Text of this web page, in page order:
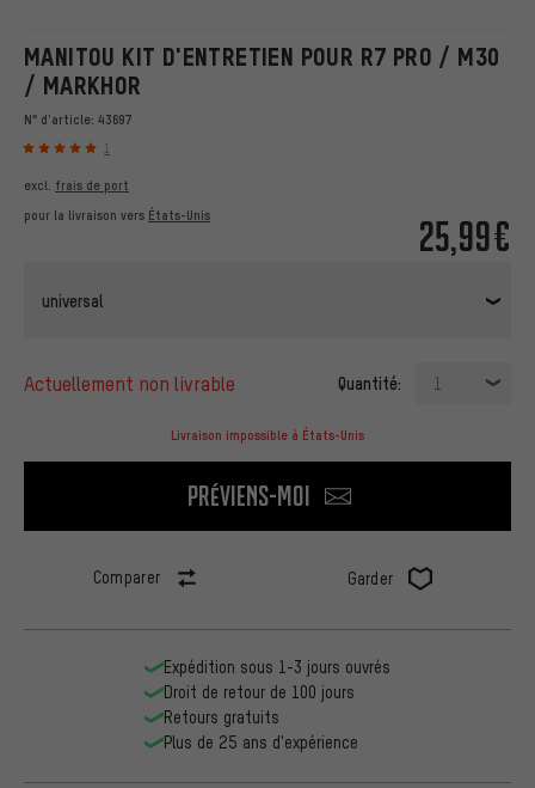
MANITOU KIT D'ENTRETIEN POUR R7 PRO / M30
/ MARKHOR
N° d'article: 43697
1
25,99€
excl. frais de port
pour la livraison vers États-Unis
universal
actuellement non livrable Quantité: 1
Livraison impossible à États-Unis
Préviens-moi
Comparer Garder
Expédition sous 1-3 jours ouvrés
Droit de retour de 100 jours
Retours gratuits
Plus de 25 ans d'expérience